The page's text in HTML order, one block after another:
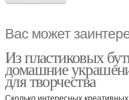
Вас может
Из пластиковых
домашние
для творчества